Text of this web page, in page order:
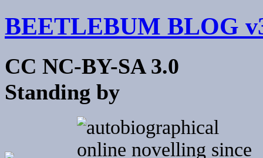
BEETLEBUM BLOG
CC NC-BY-SA 3.0
Standing by